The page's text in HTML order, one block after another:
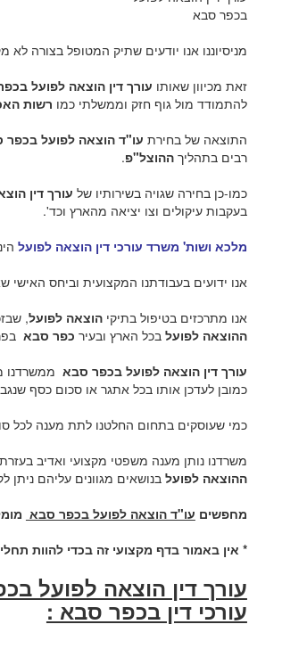
בכפר סבא
מניסיוננו אנו יודעים שתיק המטופל בצורה
זאת מכיוון שאותו עורך דין הוצאה לפועל
להתמודד מול גוף חזק וממשלתי כמו רשות
התוצאה של בחירת עו"ד הוצאה לפועל
רבים בתהליךההוצל"פ.
כמו-כן בחירה שגויה בשירותיו של עורך דין
בעקבות עיקולים וצו יציאה מהארץ וכד'.
מלכא ושות' משרד עורכי דין הוצאה לפועל
אנו ידועים בעבודתנו המקצועית וביחס האישי
אנו מתרכזים בטיפול בתיקיהוצאה לפועל,
ההוצאה לפועל בכל הארץ ובעיר כפר סבא
עורך דין הוצאה לפועל בכפר סבא ממשרדנו
כמובן לעדכן אותו בכל אתגר או סכום כסף
כמי שעוסקים בתחום החלטנו לתת מענה לכל
משרדנו נותן מענה משפטי מקצועי ואדיב בעזרת
ההוצאה לפועל בנושאים מגוונים עליהם ניתן
מחפשים עו"ד הוצאה לפועל בכפר סבא
* אין באמור בדף מקצועי זה בכדי להוות
עורך דין הוצאה לפועל
עורכי דין בכפר סבא :